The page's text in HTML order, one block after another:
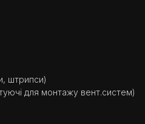
штрипси)
для монтажу вент.систем)